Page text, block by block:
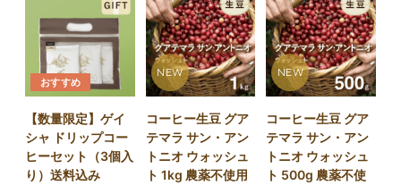
おすすめ
【数量限定】ゲイ
シャ ドリップコー
ヒーセット（3個入
り）送料込み
NEW
コーヒー生豆 グア
テマラ サン・アン
トニオ ウォッシュ
ト 1kg 農薬不使用
NEW
コーヒー生豆 グア
テマラ サン・アン
トニオ ウォッシュ
ト 500g 農薬不使